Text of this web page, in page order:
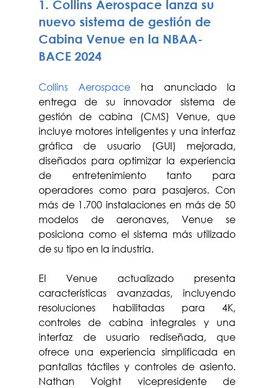
1. Collins Aerospace lanza su
nuevo sistema de gestión de
Cabina Venue en la NBAA-
BACE 2024
Collins Aerospace ha anunciado la
entrega de su innovador sistema de
gestión de cabina (CMS) Venue, que
incluye motores inteligentes y una interfaz
gráfica de usuario (GUI) mejorada,
diseñados para optimizar la experiencia
de entretenimiento tanto para
operadores como para pasajeros. Con
más de 1.700 instalaciones en más de 50
modelos de aeronaves, Venue se
posiciona como el sistema más utilizado
de su tipo en la industria.
El Venue actualizado presenta
características avanzadas, incluyendo
resoluciones habilitadas para 4K,
controles de cabina integrales y una
interfaz de usuario rediseñada, que
ofrece una experiencia simplificada en
pantallas táctiles y controles de asiento.
Nathan Voight vicepresidente de